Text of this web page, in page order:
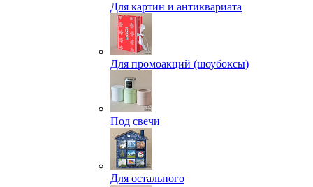
Для картин и антиквариата
Для промоакций (шоубоксы)
Под свечи
Для остального